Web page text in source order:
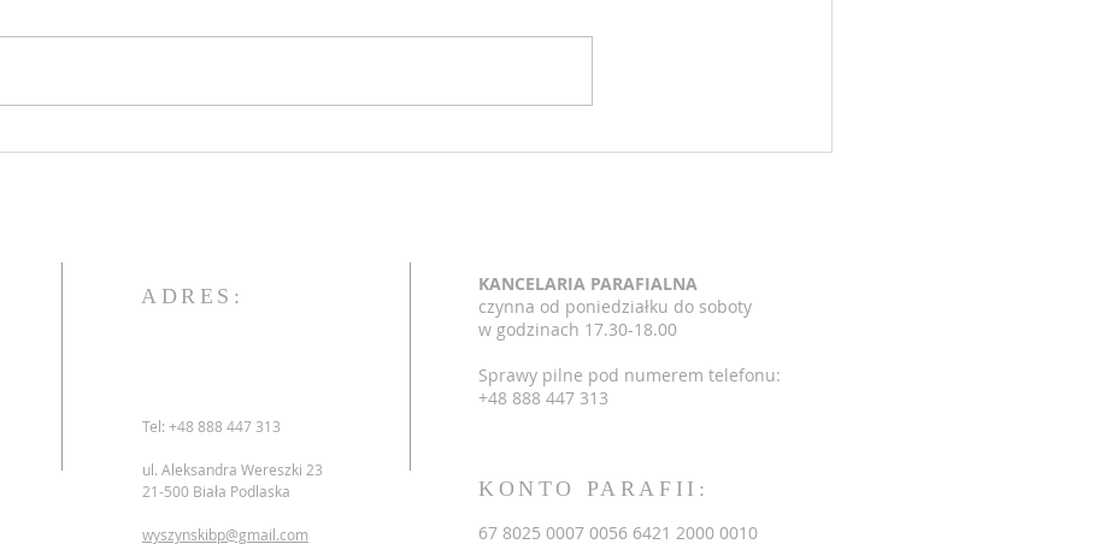
ADRES:
Tel: +48 888 447 313
ul. Aleksandra Wereszki 23
21-500 Biała Podlaska
wyszynskibp@gmail.com
KANCELARIA PARAFIALNA
czynna od poniedziałku do soboty
w godzinach 17.30-18.00
Sprawy pilne pod numerem telefonu:
+48 888 447 313
KONTO PARAFII:
67 8025 0007 0056 6421 2000 0010